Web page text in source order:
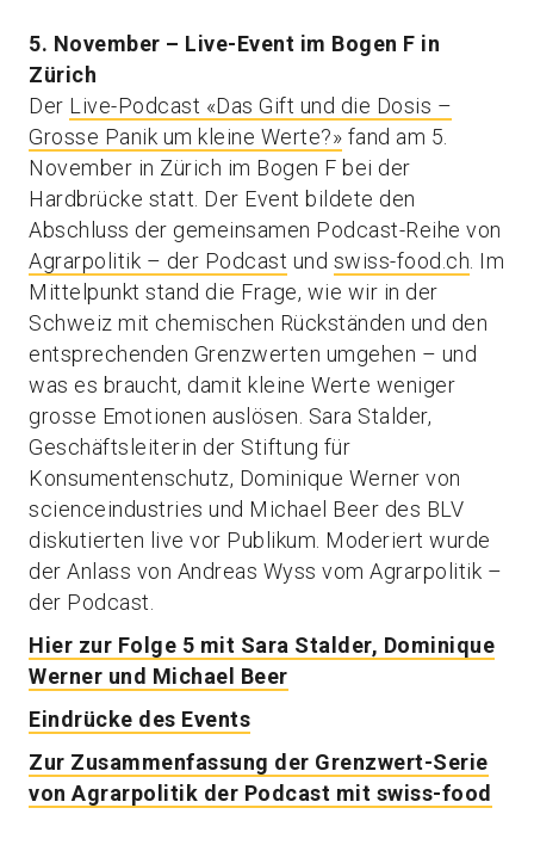
5. November – Live-Event im Bogen F in
Zürich
Der Live-Podcast «Das Gift und die Dosis –
Grosse Panik um kleine Werte?» fand am 5.
November in Zürich im Bogen F bei der
Hardbrücke statt. Der Event bildete den
Abschluss der gemeinsamen Podcast-Reihe von
Agrarpolitik – der Podcast und swiss-food.ch . Im
Mittelpunkt stand die Frage, wie wir in der
Schweiz mit chemischen Rückständen und den
entsprechenden Grenzwerten umgehen – und
was es braucht, damit kleine Werte weniger
grosse Emotionen auslösen. Sara Stalder,
Geschäftsleiterin der Stiftung für
Konsumentenschutz, Dominique Werner von
scienceindustries und Michael Beer des BLV
diskutierten live vor Publikum. Moderiert wurde
der Anlass von Andreas Wyss vom Agrarpolitik –
der Podcast.
Hier zur Folge 5 mit Sara Stalder, Dominique
Werner und Michael Beer
Eindrücke des Events
Zur Zusammenfassung der Grenzwert-Serie
von Agrarpolitik der Podcast mit swiss-food